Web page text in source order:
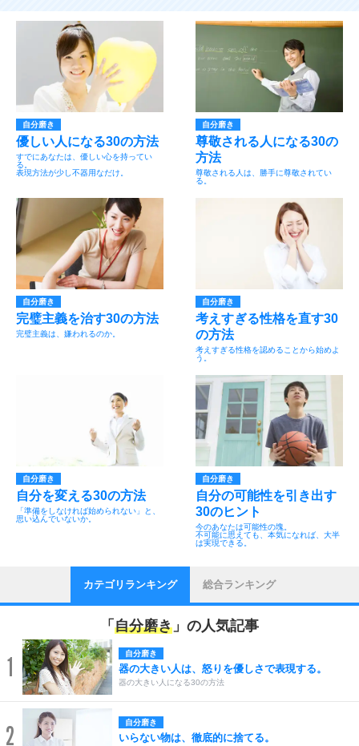
自分磨き
優しい人になる30の方法
すでにあなたは、優しい心を持ってい
る。
表現方法が少し不器用なだけ。
自分磨き
尊敬される人になる30の
方法
尊敬される人は、勝手に尊敬されてい
る。
自分磨き
完璧主義を治す30の方法
完璧主義は、嫌われるのか。
自分磨き
考えすぎる性格を直す30
の方法
考えすぎる性格を認めることから始めよ
う。
自分磨き
自分を変える30の方法
「準備をしなければ始められない」と、
思い込んでいないか。
自分磨き
自分の可能性を引き出す
30のヒント
今のあなたは可能性の塊。
不可能に思えても、本気になれば、大半
は実現できる。
カテゴリランキング 総合ランキング
「 自分磨き 」の人気記事
1 自分磨き
器の大きい人は、怒りを優しさで表現する。
器の大きい人になる30の方法
2 自分磨き
いらない物は、徹底的に捨てる。